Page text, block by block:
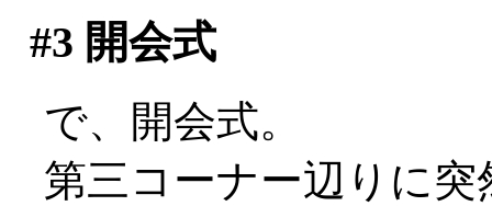
#3 開会式
で、開会式。
第三コーナー辺りに